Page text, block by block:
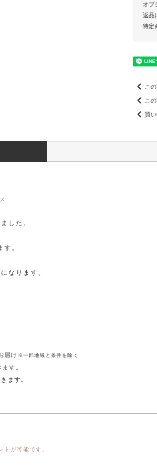
オプ
返品
特定
こ
こ
買
した。
す。
なります。
届け ※一部地域と条件を除く
す。
ます。
トが可能です。